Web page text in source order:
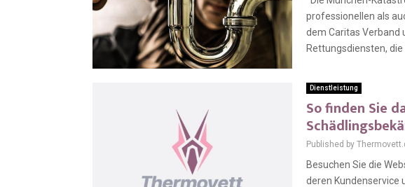
professionellen als
dem Caritas Verband
Rettungsdiensten, die
Dienstleistung
So finden Sie
Published by
Besuchen Sie die
deren Kundenservice